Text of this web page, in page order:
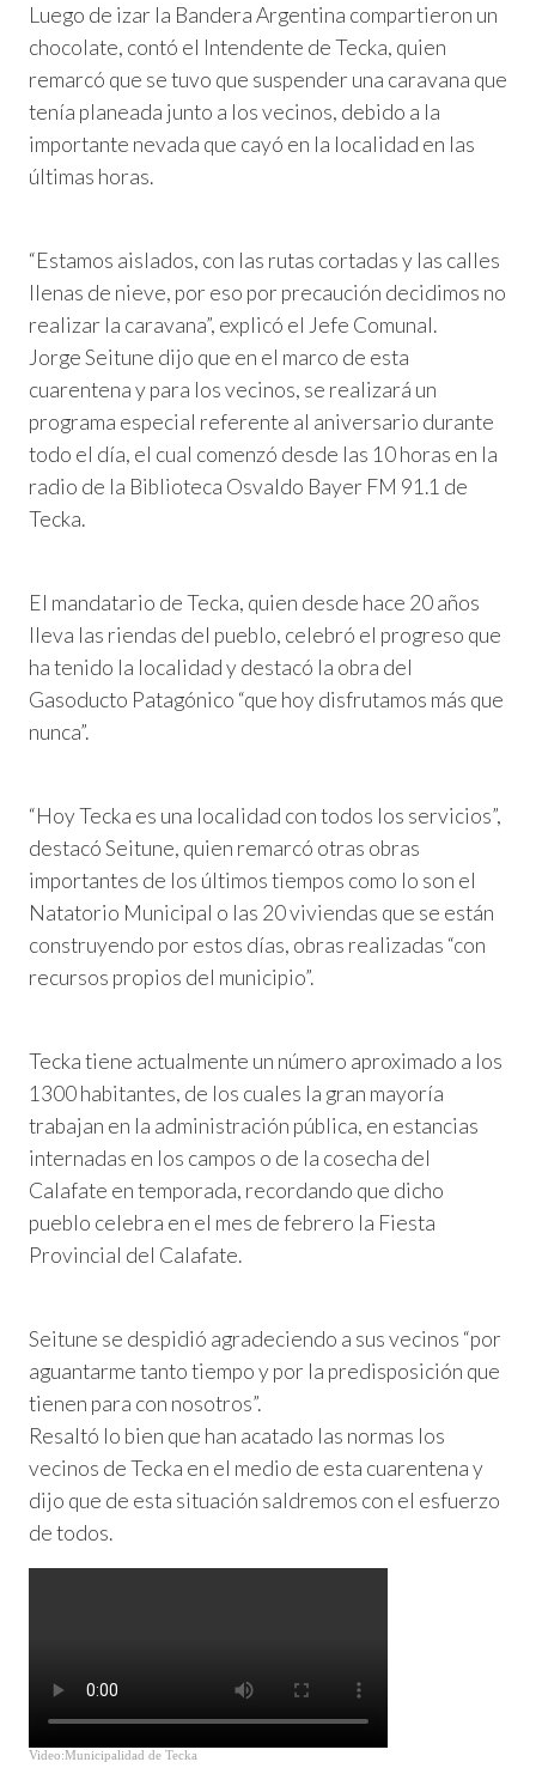
Luego de izar la Bandera Argentina compartieron un
chocolate, contó el Intendente de Tecka, quien
remarcó que se tuvo que suspender una caravana que
tenía planeada junto a los vecinos, debido a la
importante nevada que cayó en la localidad en las
últimas horas.
“Estamos aislados, con las rutas cortadas y las calles
llenas de nieve, por eso por precaución decidimos no
realizar la caravana”, explicó el Jefe Comunal.
Jorge Seitune dijo que en el marco de esta
cuarentena y para los vecinos, se realizará un
programa especial referente al aniversario durante
todo el día, el cual comenzó desde las 10 horas en la
radio de la Biblioteca Osvaldo Bayer FM 91.1 de
Tecka.
El mandatario de Tecka, quien desde hace 20 años
lleva las riendas del pueblo, celebró el progreso que
ha tenido la localidad y destacó la obra del
Gasoducto Patagónico “que hoy disfrutamos más que
nunca”.
“Hoy Tecka es una localidad con todos los servicios”,
destacó Seitune, quien remarcó otras obras
importantes de los últimos tiempos como lo son el
Natatorio Municipal o las 20 viviendas que se están
construyendo por estos días, obras realizadas “con
recursos propios del municipio”.
Tecka tiene actualmente un número aproximado a los
1300 habitantes, de los cuales la gran mayoría
trabajan en la administración pública, en estancias
internadas en los campos o de la cosecha del
Calafate en temporada, recordando que dicho
pueblo celebra en el mes de febrero la Fiesta
Provincial del Calafate.
Seitune se despidió agradeciendo a sus vecinos “por
aguantarme tanto tiempo y por la predisposición que
tienen para con nosotros”.
Resaltó lo bien que han acatado las normas los
vecinos de Tecka en el medio de esta cuarentena y
dijo que de esta situación saldremos con el esfuerzo
de todos.
Video:Municipalidad de Tecka